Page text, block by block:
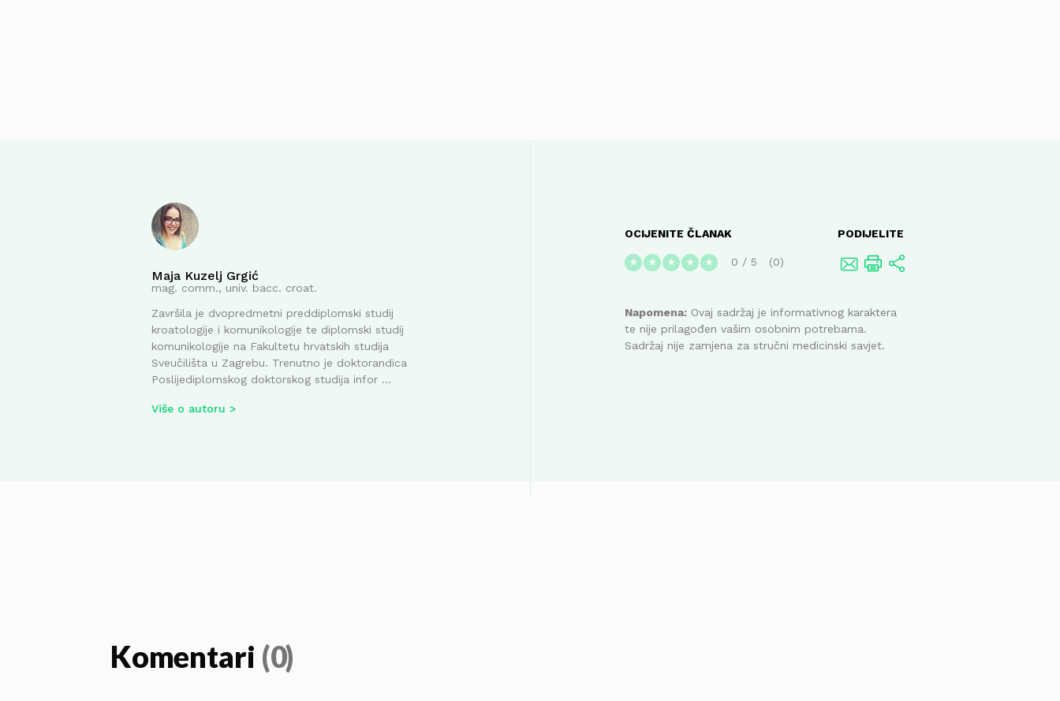
Maja Kuzelj Grgić
mag. comm., univ. bacc. croat.
Završila je dvopredmetni preddiplomski studij
kroatologije i komunikologije te diplomski studij
komunikologije na Fakultetu hrvatskih studija
Sveučilišta u Zagrebu. Trenutno je doktorandica
Poslijediplomskog doktorskog studija infor ...
Više o autoru
OCIJENITE ČLANAK
★ ★ ★ ★ ★ 0 / 5 0
PODIJELITE
Napomena: Ovaj sadržaj je informativnog karaktera
te nije prilagođen vašim osobnim potrebama.
Sadržaj nije zamjena za stručni medicinski savjet.
Komentari (0)